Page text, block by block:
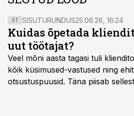
ST SISUTURUNDUS25.06.26, 16:24
Kuidas õpetada
uut töötajat?
Veel mõni aasta tagasi tuli
kõik küsimused-vastused ning
otsustuspuusid. Täna piisab